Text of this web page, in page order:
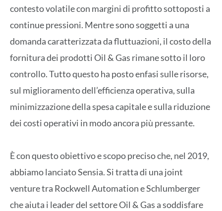
contesto volatile con margini di profitto sottoposti a
continue pressioni. Mentre sono soggetti a una
domanda caratterizzata da fluttuazioni, il costo della
fornitura dei prodotti Oil & Gas rimane sotto il loro
controllo. Tutto questo ha posto enfasi sulle risorse,
sul miglioramento dell’efficienza operativa, sulla
minimizzazione della spesa capitale e sulla riduzione
dei costi operativi in modo ancora più pressante.
È con questo obiettivo e scopo preciso che, nel 2019,
abbiamo lanciato Sensia. Si tratta di una joint
venture tra Rockwell Automation e Schlumberger
che aiuta i leader del settore Oil & Gas a soddisfare